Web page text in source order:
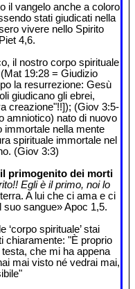
il vangelo anche a coloro
stati giudicati nella
vivere nello Spirito
4,6.
il nostro corpo spirituale
19:28 = Giudizio
la resurrezione: Gesù
giudicano gli ebrei,
creazione"!!]); (Giov 3:5-
amniotico) nato di nuovo
immortale nella mente
spirituale immortale nel
(Giov 3:3)
il primogenito dei morti
Egli è il primo, noi lo
A lui che ci ama e ci
suo sangue» Apoc 1,5.
‘corpo spirituale’ stai
chiaramente: "È proprio
che mi ha appena
mai visto né vedrai mai,